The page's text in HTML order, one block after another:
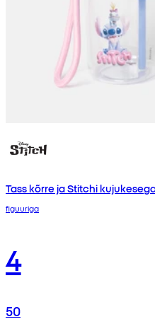
Tass kõrre ja Stitchi
figuuriga
4
50